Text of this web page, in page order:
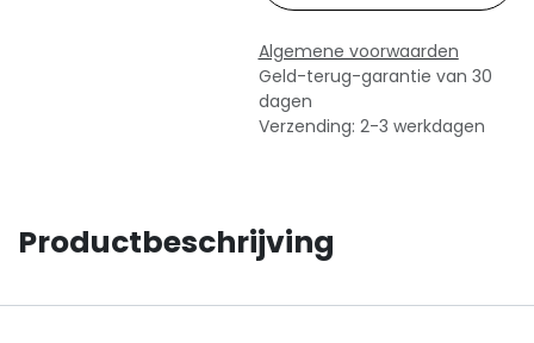
Algemene voorwaarden
Geld-terug-garantie van 30
dagen
Verzending: 2-3 werkdagen
Productbeschrijving